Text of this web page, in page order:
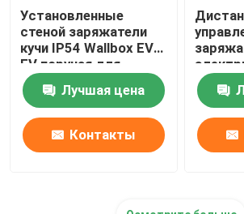
Установленные
стеной заряжатели
кучи IP54 Wallbox EV
EV поручая для
публичных мест
Лучшая цена
Контакты